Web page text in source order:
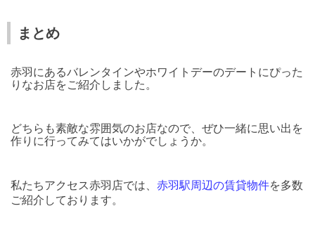
まとめ
赤羽にあるバレンタインやホワイトデーのデートにぴった
りなお店をご紹介しました。
どちらも素敵な雰囲気のお店なので、ぜひ一緒に思い出を
作りに行ってみてはいかがでしょうか。
私たちアクセス赤羽店では、 赤羽駅周辺の賃貸物件を多数
ご紹介しております。